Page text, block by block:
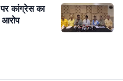
पर कांग्रेस का
आरोप